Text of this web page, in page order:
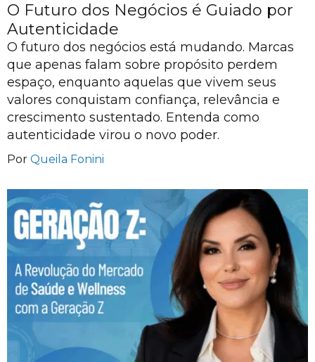
O Futuro dos Negócios é Guiado por
Autenticidade
O futuro dos negócios está mudando. Marcas
que apenas falam sobre propósito perdem
espaço, enquanto aquelas que vivem seus
valores conquistam confiança, relevância e
crescimento sustentado. Entenda como
autenticidade virou o novo poder.
Por Queila Fonini